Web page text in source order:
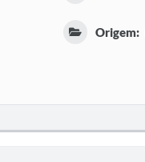
Origem: